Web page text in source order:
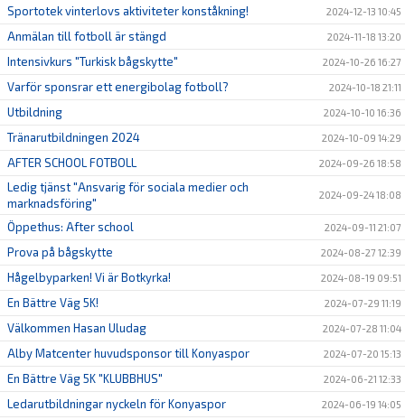
Sportotek vinterlovs aktiviteter konståkning! 2024-12-13 10:45
Anmälan till fotboll är stängd 2024-11-18 13:20
Intensivkurs "Turkisk bågskytte" 2024-10-26 16:27
Varför sponsrar ett energibolag fotboll? 2024-10-18 21:11
Utbildning 2024-10-10 16:36
Tränarutbildningen 2024 2024-10-09 14:29
AFTER SCHOOL FOTBOLL 2024-09-26 18:58
Ledig tjänst "Ansvarig för sociala medier och
marknadsföring"
2024-09-24 18:08
Öppethus: After school 2024-09-11 21:07
Prova på bågskytte 2024-08-27 12:39
Hågelbyparken! Vi är Botkyrka! 2024-08-19 09:51
En Bättre Väg 5K! 2024-07-29 11:19
Välkommen Hasan Uludag 2024-07-28 11:04
Alby Matcenter huvudsponsor till Konyaspor 2024-07-20 15:13
En Bättre Väg 5K "KLUBBHUS" 2024-06-21 12:33
Ledarutbildningar nyckeln för Konyaspor 2024-06-19 14:05